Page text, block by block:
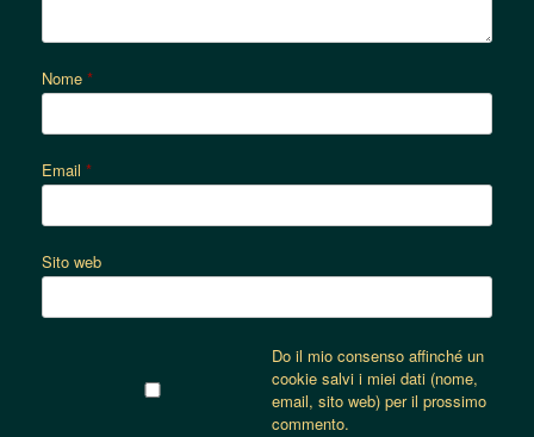
Nome *
Email *
Sito web
Do il mio consenso affinché un
cookie salvi i miei dati (nome,
email, sito web) per il prossimo
commento.